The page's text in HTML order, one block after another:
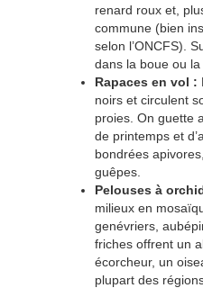
renard roux et,
commune (bien
selon l’ONCFS).
dans la boue ou la
Rapaces en vol :
noirs et circulent
proies. On guette
de printemps et
bondrées
guêpes.
Pelouses à
milieux en
genévriers,
friches offrent un
écorcheur, un
plupart des